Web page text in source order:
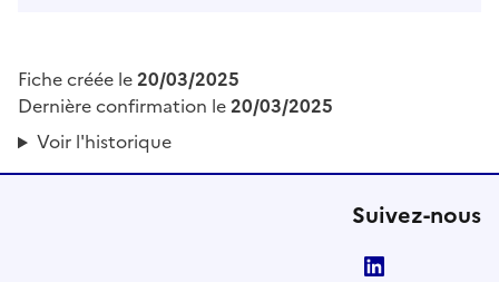
Fiche créée le20/03/2025
Dernière confirmation le20/03/2025
Voir l'historique
Suivez-nous